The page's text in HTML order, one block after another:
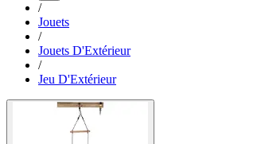
/
Jouets
/
Jouets D'Extérieur
/
Jeu D'Extérieur